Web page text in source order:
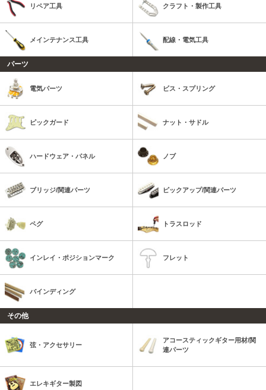
リペア工具 クラフト・製作工具
メインテナンス工具 配線・電気工具
パーツ
電気パーツ ビス・スプリング
ピックガード ナット・サドル
ハードウェア・パネル ノブ
ブリッジ/関連パーツ ピックアップ/関連パーツ
ペグ トラスロッド
インレイ・ポジションマーク フレット
バインディング
その他
弦・アクセサリー
アコースティックギター用材/関
連パーツ
エレキギター製図